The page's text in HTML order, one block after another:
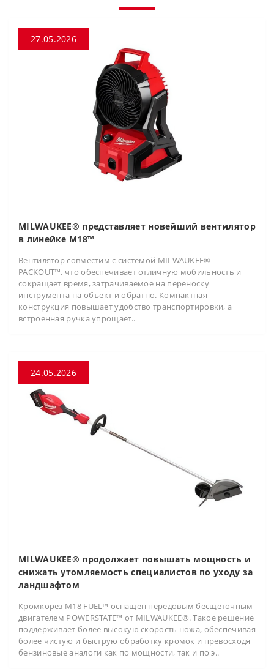
27.05.2026
MILWAUKEE® представляет новейший вентилятор
в линейке M18™
Вентилятор совместим с системой MILWAUKEE®
PACKOUT™, что обеспечивает отличную мобильность и
сокращает время, затрачиваемое на переноску
инструмента на объект и обратно. Компактная
конструкция повышает удобство транспортировки, а
встроенная ручка упрощает..
24.05.2026
MILWAUKEE® продолжает повышать мощность и
снижать утомляемость специалистов по уходу за
ландшафтом
Кромкорез M18 FUEL™ оснащён передовым бесщёточным
двигателем POWERSTATE™ от MILWAUKEE®. Такое решение
поддерживает более высокую скорость ножа, обеспечивая
более чистую и быструю обработку кромок и превосходя
бензиновые аналоги как по мощности, так и по э..